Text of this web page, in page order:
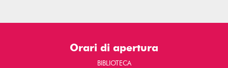
Orari di apertura
BIBLIOTECA